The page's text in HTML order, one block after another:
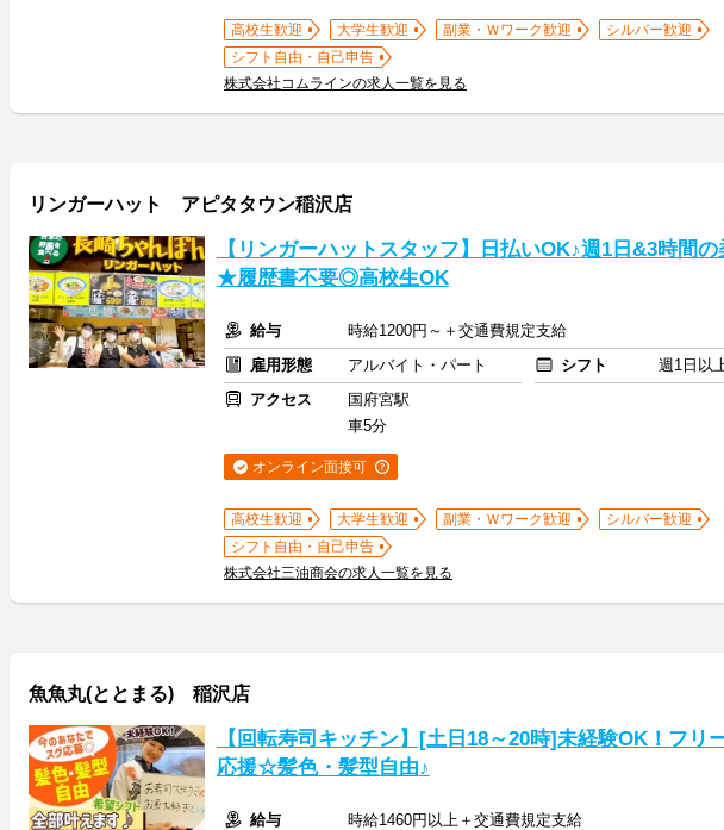
高校生歓迎 大学生歓迎 副業・Ｗワーク歓迎
シルバー歓迎
シフト自由・自己申告
株式会社コムラインの求人一覧を見る
リンガーハット アピタタウン稲沢店
【リンガーハットスタッフ】日払いOK♪週1日&3時間の
★履歴書不要◎高校生OK
給与
時給1200円～＋交通費規定支給
雇用形態
アルバイト・パート シフト
週1日以
アクセス
国府宮駅
車5分
オンライン面接可
高校生歓迎 大学生歓迎 副業・Ｗワーク歓迎
シルバー歓迎
シフト自由・自己申告
株式会社三油商会の求人一覧を見る
魚魚丸(ととまる) 稲沢店
【回転寿司キッチン】[土日18～20時]未経験OK！フリ
応援☆髪色・髪型自由♪
給与
時給1460円以上＋交通費規定支給